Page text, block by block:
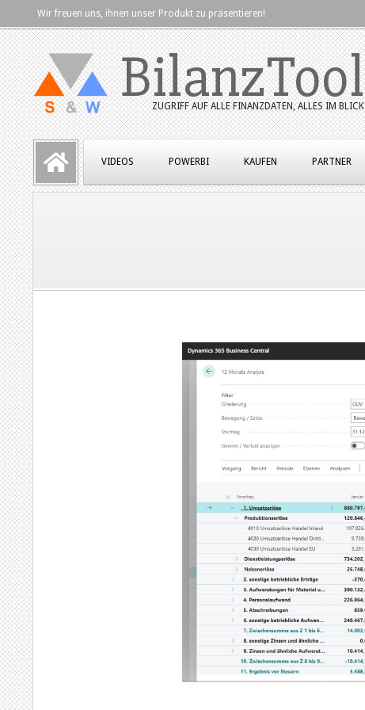
to
content
Wir freuen uns, ihnen unser Produkt zu präsentieren!
BilanzTool
ZUGRIFF AUF ALLE FINANZDATEN, ALLES IM BLICK
Primary
Navigation
Menu
VIDEOS POWERBI KAUFEN PARTNER